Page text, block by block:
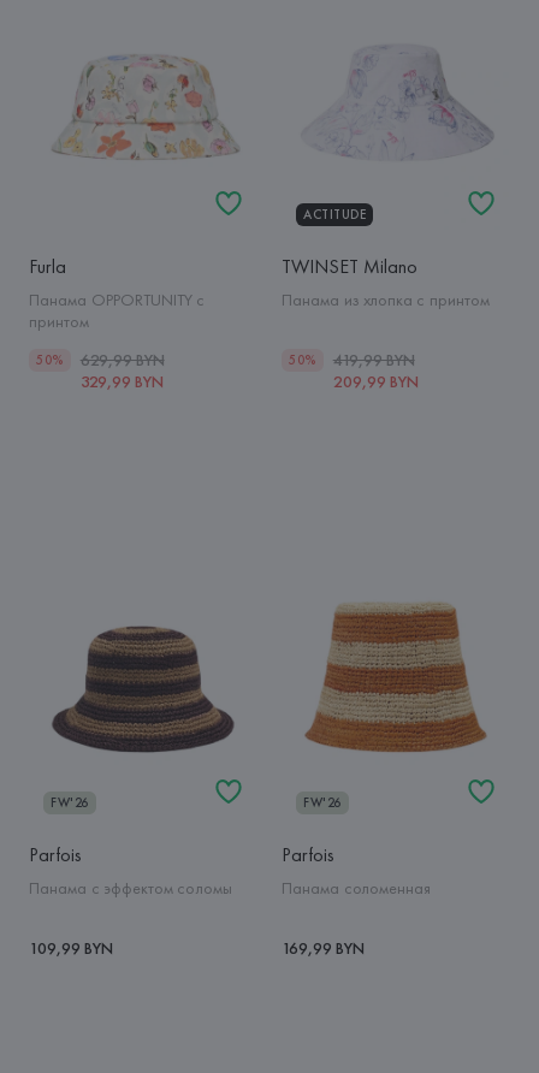
Furla
Панама OPPORTUNITY с
принтом
50%
629,99 BYN
329,99 BYN
ACTITUDE
TWINSET Milano
Панама из хлопка с принтом
50%
419,99 BYN
209,99 BYN
FW'26
Parfois
Панама с эффектом соломы
109,99 BYN
FW'26
Parfois
Панама соломенная
169,99 BYN